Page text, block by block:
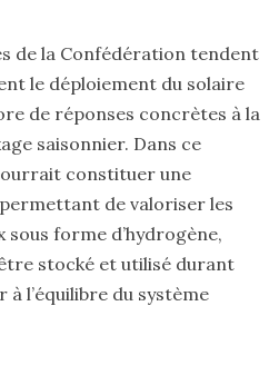
de la Confédération tendent
le déploiement du solaire
de réponses concrètes à la
saisonnier. Dans ce
constituer une
de valoriser les
sous forme d’hydrogène,
stocké et utilisé durant
l’équilibre du système